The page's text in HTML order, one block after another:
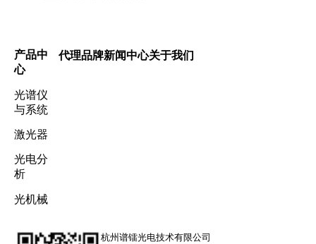
产品中
心
光谱仪
与系统
激光器
光电分
析
光机械
代理品牌新闻中心关于我们
杭州谱镭光电技术有限公司